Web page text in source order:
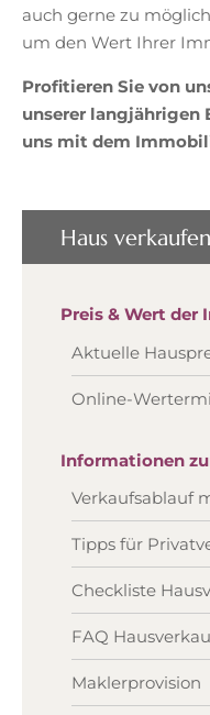
auch gerne zu
um den Wert Ihrer
Profitieren Sie von
unserer langjährigen
uns mit dem
Haus verkaufen
Preis & Wert der
Aktuelle
Online-
Informationen
Verkaufsablauf
Tipps für
Checkliste
FAQ
Maklerprovision